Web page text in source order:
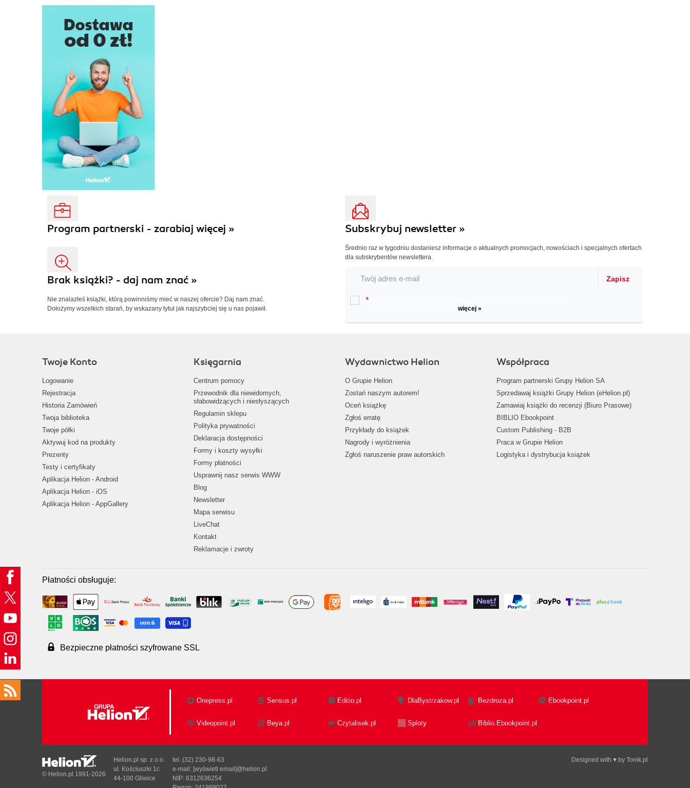
Program partnerski - zarabiaj więcej »
Brak książki? - daj nam znać »
Nie znalazłeś książki, którą powinniśmy mieć w naszej ofercie? Daj nam znać.
Dołożymy wszelkich starań, by wskazany tytuł jak najszybciej się u nas pojawił.
Subskrybuj newsletter »
Średnio raz w tygodniu dostaniesz informacje o aktualnych promocjach, nowościach i specjalnych ofertach
dla subskrybentów newslettera.
Zapisz
*
więcej »
Twoje Konto
Logowanie
Rejestracja
Historia Zamówień
Twoja biblioteka
Twoje półki
Aktywuj kod na produkty
Prezenty
Testy i certyfikaty
Aplikacja Helion - Android
Aplikacja Helion - iOS
Aplikacja Helion - AppGallery
Księgarnia
Centrum pomocy
Przewodnik dla niewidomych,
słabowidzących i niesłyszących
Regulamin sklepu
Polityka prywatności
Deklaracja dostępności
Formy i koszty wysyłki
Formy płatności
Usprawnij nasz serwis WWW
Blog
Newsletter
Mapa serwisu
LiveChat
Kontakt
Reklamacje i zwroty
Wydawnictwo Helion
O Grupie Helion
Zostań naszym autorem!
Oceń książkę
Zgłoś erratę
Przykłady do książek
Nagrody i wyróżnienia
Zgłoś naruszenie praw autorskich
Współpraca
Program partnerski Grupy Helion SA
Sprzedawaj książki Grupy Helion (eHelion.pl)
Zamawiaj książki do recenzji (Biuro Prasowe)
BIBLIO Ebookpoint
Custom Publishing - B2B
Praca w Grupie Helion
Logistyka i dystrybucja książek
Płatności obsługuje:
Bezpieczne płatności szyfrowane SSL
Onepress.pl Sensus.pl Editio.pl DlaBystrzakow.pl Bezdroza.pl Ebookpoint.pl
Videopoint.pl Beya.pl Czytalisek.pl Sploty Biblio.Ebookpoint.pl
Designed with ♥ by Tonik.pl
© Helion.pl 1991-2026
Helion.pl sp. z o.o.
ul. Kościuszki 1c
44-100 Gliwice
tel. (32) 230-98-63
e-mail: [wyświetl email]@helion.pl
NIP: 6312636254